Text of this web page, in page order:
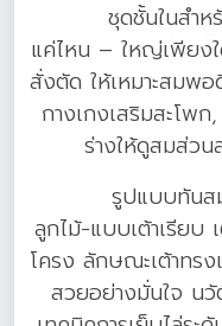
ชุดชั้นในสำห
แค่ไหน – ใหญ่เพียง
สั่งตัด ให้เหมาะสมพ
กางเกงเสริมสะโพ
ร่างให้ดูสมส่วน
รูปแบบทันส
ลูกไม้-แบบเต้าเรียบ
โครง ลักษณะเต้าทร
สวยอย่างมั่นใจ นวั